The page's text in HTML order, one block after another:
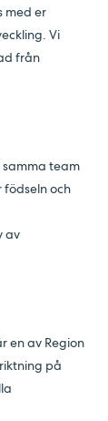
med er
Vi
från
team
och
av
en av Region
på